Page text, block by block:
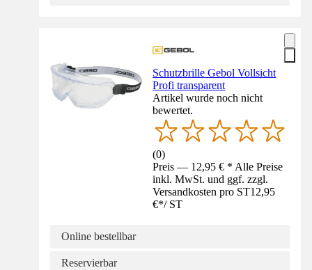
Schutzbrille Gebol Vollsicht
Profi transparent
Artikel wurde noch nicht
bewertet.
(0)
Preis — 12,95 € * Alle Preise
inkl. MwSt. und ggf. zzgl.
Versandkosten pro ST12,95
€*/ ST
Online bestellbar
Reservierbar